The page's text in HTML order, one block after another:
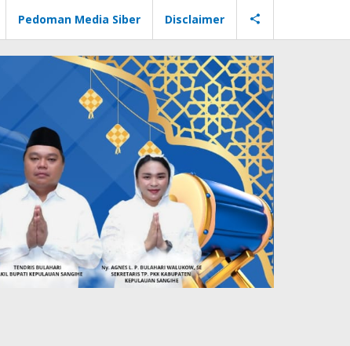
Pedoman Media Siber Disclaimer